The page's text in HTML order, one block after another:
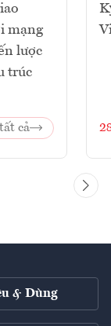
mạng
lược
trúc
cả
& Dùng